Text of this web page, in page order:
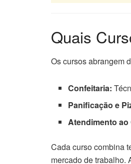
Quais
Os cursos abrangem
Confeitaria:
Panificação e
Atendimento ao
Cada curso combina
mercado de trabalho.